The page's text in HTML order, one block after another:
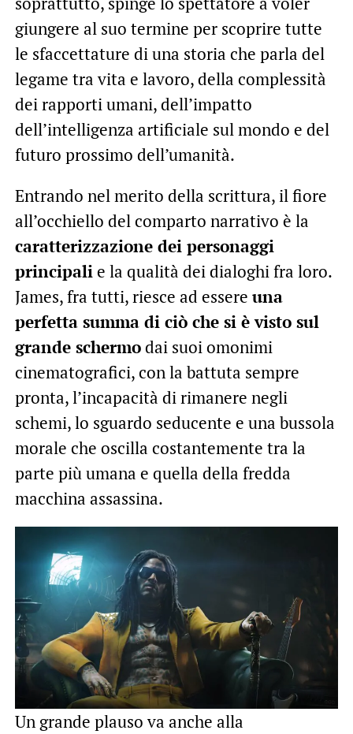
giungere al suo termine per scoprire tutte
le sfaccettature di una storia che parla del
legame tra vita e lavoro, della complessità
dei rapporti umani, dell’impatto
dell’intelligenza artificiale sul mondo e del
futuro prossimo dell’umanità.
Entrando nel merito della scrittura, il fiore
all’occhiello del comparto narrativo è la
caratterizzazione dei personaggi
principalie la qualità dei dialoghi fra loro.
James, fra tutti, riesce ad essere una
perfetta summa di ciò che si è visto sul
grande schermodai suoi omonimi
cinematografici, con la battuta sempre
pronta, l’incapacità di rimanere negli
schemi, lo sguardo seducente e una bussola
morale che oscilla costantemente tra la
parte più umana e quella della fredda
macchina assassina.
Un grande plauso va anche alla